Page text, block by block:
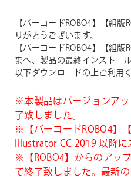
【バーコードROBO4】【組
りがとうございます。
【バーコードROBO4】【組
まへ、製品の最終インストー
以下ダウンロードの上ご利用く
※本製品はバージョンア
了致しました。
※【バーコードROBO4】【
Illustrator CC 2019 以降に
※【ROBO4】からのアッ
て終了致しました。最新